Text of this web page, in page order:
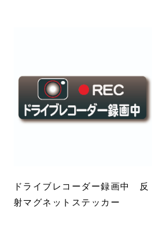
ドライブレコーダー録画中 反
射マグネットステッカー